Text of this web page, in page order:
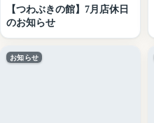
【つわぶきの館】7月店休日
のお知らせ
お知らせ